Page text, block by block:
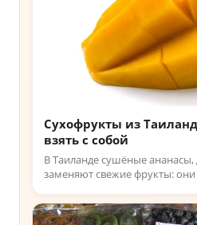
Сухофрукты из
взять с собой
В Таиланде сушёные ананасы,
заменяют свежие фрукты:
собой!